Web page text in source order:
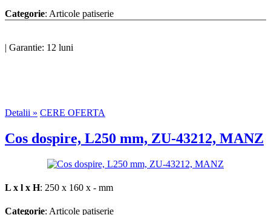
Categorie: Articole patiserie
| Garantie: 12 luni
Detalii » CERE OFERTA
Cos dospire, L250 mm, ZU-43212, MANZ
L x l x H: 250 x 160 x - mm
Categorie: Articole patiserie